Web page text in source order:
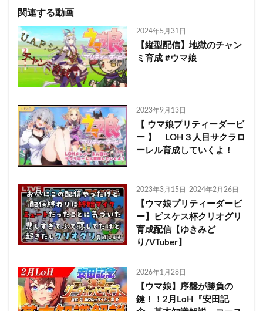
関連する動画
2024年5月31日
【縦型配信】地獄のチャン
ミ育成 #ウマ娘
2023年9月13日
【 ウマ娘プリティーダービ
ー 】 LOH３人目サクラロ
ーレル育成していくよ！
2023年3月15日 2024年2月26日
【ウマ娘プリティーダービ
ー】ピスケス杯クリオグリ
育成配信【ゆきみど
り/VTuber】
2026年1月28日
【ウマ娘】序盤が勝負の
鍵！！2月LoH『安田記